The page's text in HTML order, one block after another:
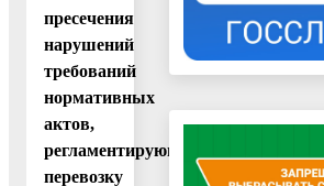
пресечения
нарушений
требований
нормативных
актов,
регламентирующих
перевозку